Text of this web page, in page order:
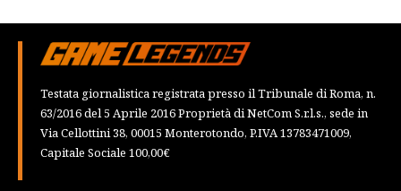
Testata giornalistica registrata presso il Tribunale di Roma, n.
63/2016 del 5 Aprile 2016 Proprietà di NetCom S.r.l.s., sede in
Via Cellottini 38, 00015 Monterotondo, P.IVA 13783471009,
Capitale Sociale 100,00€